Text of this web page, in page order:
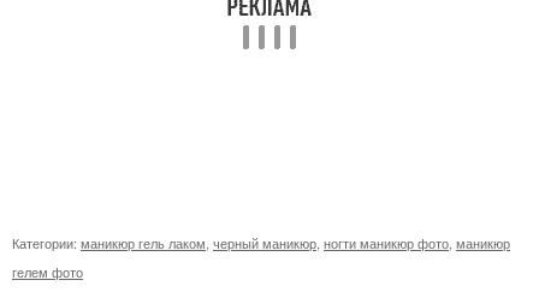
Категории: маникюр гель лаком черный маникюр ногти маникюр фото маникюр
гелем фото